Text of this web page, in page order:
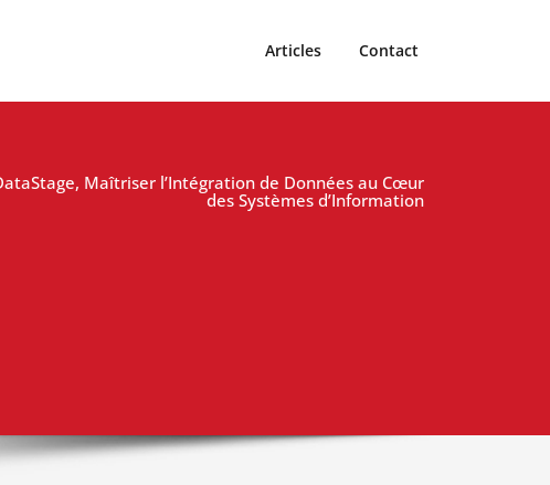
Articles Contact
Maîtriser l’Intégration de Données au Cœur
des Systèmes d’Information